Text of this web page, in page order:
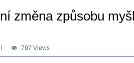
změna způsobu
797 Views